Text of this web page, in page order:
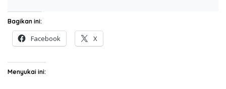
Bagikan ini:
Facebook X
Menyukai ini: